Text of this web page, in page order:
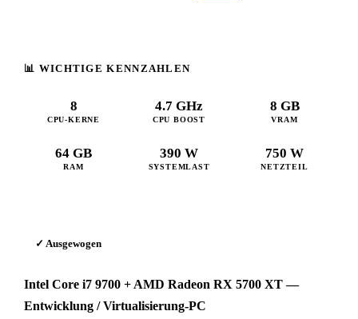
📊 WICHTIGE KENNZAHLEN
8
CPU-KERNE
4.7 GHz
CPU BOOST
8 GB
VRAM
64 GB
RAM
390 W
SYSTEMLAST
750 W
NETZTEIL
✓ Ausgewogen
Intel Core i7 9700 + AMD Radeon RX 5700 XT —
Entwicklung / Virtualisierung-PC